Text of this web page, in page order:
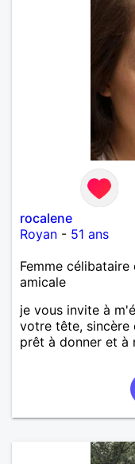
rocalene
Royan - 51 ans
Femme
amicale
je vous invite à
votre tête, sincère
prêt à donner et à